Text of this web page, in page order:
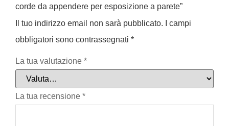
corde da appendere per esposizione a parete”
Il tuo indirizzo email non sarà pubblicato.
I campi
obbligatori sono contrassegnati *
La tua valutazione *
La tua recensione *